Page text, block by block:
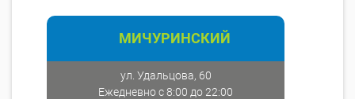
МИЧУРИНСКИЙ
ул. Удальцова, 60
Ежедневно с 8:00 до 22:00